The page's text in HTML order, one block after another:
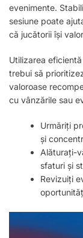
evenimente.
sesiune poate
că jucătorii își
Utilizarea
trebui să
valoroase
cu vânzările sau
Urmăriți
și
Alăturați-
sfaturi și
Revizuiți